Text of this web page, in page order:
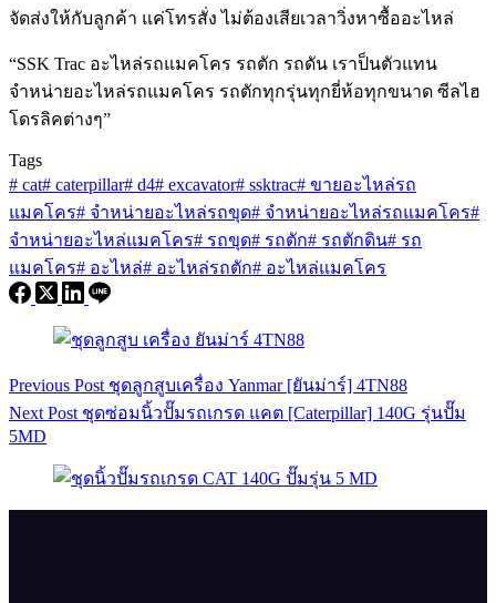
จัดส่งให้กับลูกค้า แค่โทรสั่ง ไม่ต้องเสียเวลาวิ่งหาซื้ออะไหล่
“SSK Trac อะไหล่รถแมคโคร รถตัก รถดัน เราป็นตัวแทน
จำหน่ายอะไหล่รถแมคโคร รถตักทุกรุ่นทุกยี่ห้อทุกขนาด ซีลไฮ
โดรลิคต่างๆ”
Tags
# cat# caterpillar# d4# excavator# ssktrac# ขายอะไหล่รถ
แมคโคร# จำหน่ายอะไหล่รถขุด# จำหน่ายอะไหล่รถแมคโคร#
จำหน่ายอะไหล่แมคโคร# รถขุด# รถตัก# รถตักดิน# รถ
แมคโคร# อะไหล่# อะไหล่รถตัก# อะไหล่แมคโคร
Previous Post ชุดลูกสูบเครื่อง Yanmar [ยันม่าร์] 4TN88
Next Post ชุดซ่อมนิ้วปั๊มรถเกรด แคต [Caterpillar] 140G รุ่นปั๊ม
5MD